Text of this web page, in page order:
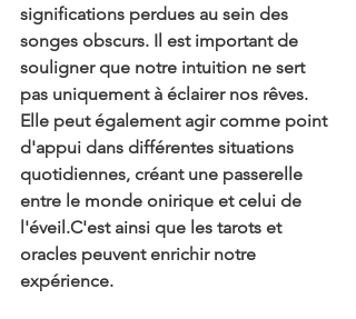
significations perdues au sein des
songes obscurs. Il est important de
souligner que notre intuition ne sert
pas uniquement à éclairer nos rêves.
Elle peut également agir comme point
d'appui dans différentes situations
quotidiennes, créant une passerelle
entre le monde onirique et celui de
l'éveil.C'est ainsi que les tarots et
oracles peuvent enrichir notre
expérience.